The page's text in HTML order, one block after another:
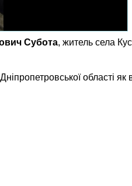
Субота, житель села
області як